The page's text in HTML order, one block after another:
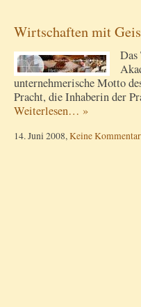
Wirtschaften mit
Das
unternehmerische Motto
Pracht, die Inhaberin der
Weiterlesen… »
14. Juni 2008, Keine